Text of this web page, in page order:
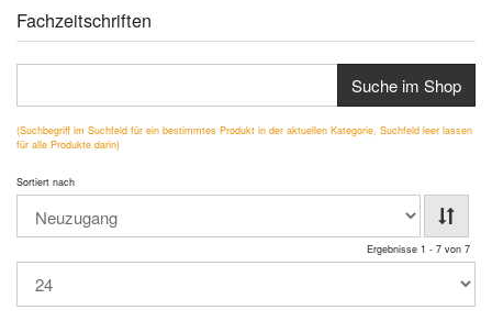
Fachzeitschriften
Suche im Shop
(Suchbegriff im Suchfeld für ein bestimmtes Produkt in der aktuellen Kategorie, Suchfeld leer lassen
für alle Produkte darin)
Sortiert nach
Ergebnisse 1 - 7 von 7